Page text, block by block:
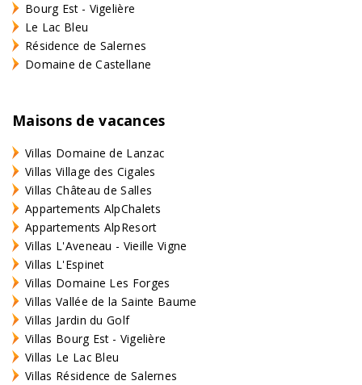
Bourg Est - Vigelière
Le Lac Bleu
Résidence de Salernes
Domaine de Castellane
Maisons de vacances
Villas Domaine de Lanzac
Villas Village des Cigales
Villas Château de Salles
Appartements AlpChalets
Appartements AlpResort
Villas L'Aveneau - Vieille Vigne
Villas L'Espinet
Villas Domaine Les Forges
Villas Vallée de la Sainte Baume
Villas Jardin du Golf
Villas Bourg Est - Vigelière
Villas Le Lac Bleu
Villas Résidence de Salernes